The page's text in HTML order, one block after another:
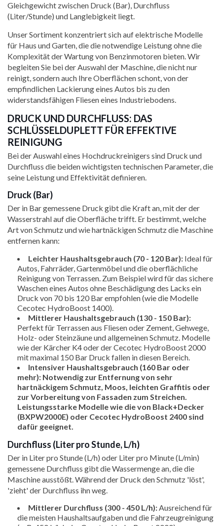
Gleichgewicht zwischen Druck (Bar), Durchfluss
(Liter/Stunde) und Langlebigkeit liegt.
Unser Sortiment konzentriert sich auf elektrische Modelle
für Haus und Garten, die die notwendige Leistung ohne die
Komplexität der Wartung von Benzinmotoren bieten. Wir
begleiten Sie bei der Auswahl der Maschine, die nicht nur
reinigt, sondern auch Ihre Oberflächen schont, von der
empfindlichen Lackierung eines Autos bis zu den
widerstandsfähigen Fliesen eines Industriebodens.
DRUCK UND DURCHFLUSS: DAS
SCHLÜSSELDUPLETT FÜR EFFEKTIVE
REINIGUNG
Bei der Auswahl eines Hochdruckreinigers sind Druck und
Durchfluss die beiden wichtigsten technischen Parameter, die
seine Leistung und Effektivität definieren.
Druck (Bar)
Der in Bar gemessene Druck gibt die Kraft an, mit der der
Wasserstrahl auf die Oberfläche trifft. Er bestimmt, welche
Art von Schmutz und wie hartnäckigen Schmutz die Maschine
entfernen kann:
Leichter Haushaltsgebrauch (70 - 120 Bar): Ideal für
Autos, Fahrräder, Gartenmöbel und die oberflächliche
Reinigung von Terrassen. Zum Beispiel wird für das sichere
Waschen eines Autos ohne Beschädigung des Lacks ein
Druck von 70 bis 120 Bar empfohlen (wie die Modelle
Cecotec HydroBoost 1400).
Mittlerer Haushaltsgebrauch (130 - 150 Bar):
Perfekt für Terrassen aus Fliesen oder Zement, Gehwege,
Holz- oder Steinzäune und allgemeinen Schmutz. Modelle
wie der Kärcher K4 oder der Cecotec HydroBoost 2000
mit maximal 150 Bar Druck fallen in diesen Bereich.
Intensiver Haushaltsgebrauch (160 Bar oder
mehr): Notwendig zur Entfernung von sehr
hartnäckigem Schmutz, Moos, leichten Graffitis oder
zur Vorbereitung von Fassaden zum Streichen.
Leistungsstarke Modelle wie die von Black+Decker
(BXPW2000E) oder Cecotec HydroBoost 2400 sind
dafür geeignet.
Durchfluss (Liter pro Stunde, L/h)
Der in Liter pro Stunde (L/h) oder Liter pro Minute (L/min)
gemessene Durchfluss gibt die Wassermenge an, die die
Maschine ausstößt. Während der Druck den Schmutz 'löst',
'zieht' der Durchfluss ihn weg.
Mittlerer Durchfluss (300 - 450 L/h):Ausreichend für
die meisten Haushaltsaufgaben und die Fahrzeugreinigung